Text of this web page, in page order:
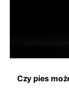
Czy pies